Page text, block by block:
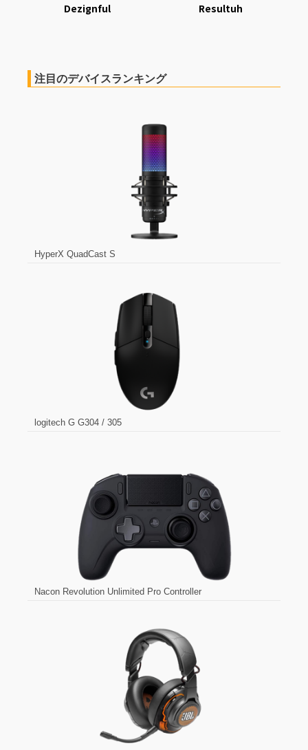
Dezignful Resultuh
注目のデバイスランキング
HyperX QuadCast S
logitech G G304 / 305
Nacon Revolution Unlimited Pro Controller